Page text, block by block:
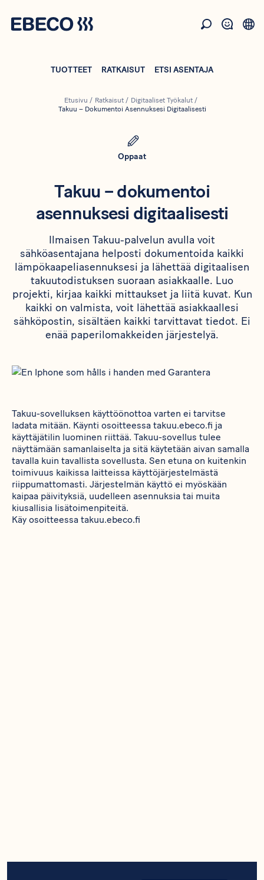
pääsisältöön
TUOTTEET RATKAISUT ETSI ASENTAJA
Etusivu / Ratkaisut / Digitaaliset Työkalut /
Takuu – Dokumentoi Asennuksesi Digitaalisesti
Oppaat
Takuu – dokumentoi
asennuksesi digitaalisesti
Ilmaisen Takuu-palvelun avulla voit
sähköasentajana helposti dokumentoida kaikki
lämpökaapeliasennuksesi ja lähettää digitaalisen
takuutodistuksen suoraan asiakkaalle. Luo
projekti, kirjaa kaikki mittaukset ja liitä kuvat. Kun
kaikki on valmista, voit lähettää asiakkaallesi
sähköpostin, sisältäen kaikki tarvittavat tiedot. Ei
enää paperilomakkeiden järjestelyä.
Takuu-sovelluksen käyttöönottoa varten ei tarvitse
ladata mitään. Käynti osoitteessa takuu.ebeco.fi ja
käyttäjätilin luominen riittää. Takuu-sovellus tulee
näyttämään samanlaiselta ja sitä käytetään aivan samalla
tavalla kuin tavallista sovellusta. Sen etuna on kuitenkin
toimivuus kaikissa laitteissa käyttöjärjestelmästä
riippumattomasti. Järjestelmän käyttö ei myöskään
kaipaa päivityksiä, uudelleen asennuksia tai muita
kiusallisia lisätoimenpiteitä.
Käy osoitteessa takuu.ebeco.fi